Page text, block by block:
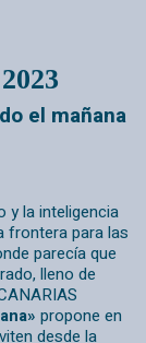
el mañana
y la inteligencia
frontera para las
parecía que
lleno de
propone en
desde la